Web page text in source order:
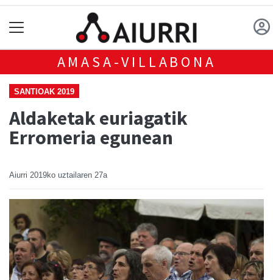
AMASA-VILLABONA
SANTIOAK 2019
Aldaketak euriagatik
Erromeria egunean
Aiurri 2019ko uztailaren 27a